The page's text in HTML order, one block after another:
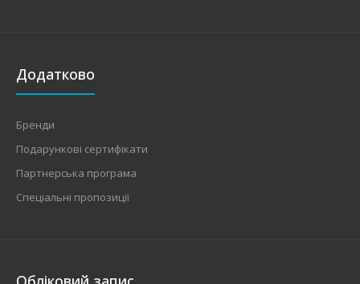
Додатково
Бренди
Подарункові сертифікати
Партнерська програма
Спеціальні пропозиції